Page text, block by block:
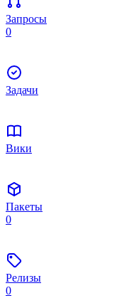
Запросы
0
Задачи
Вики
Пакеты
0
Релизы
0